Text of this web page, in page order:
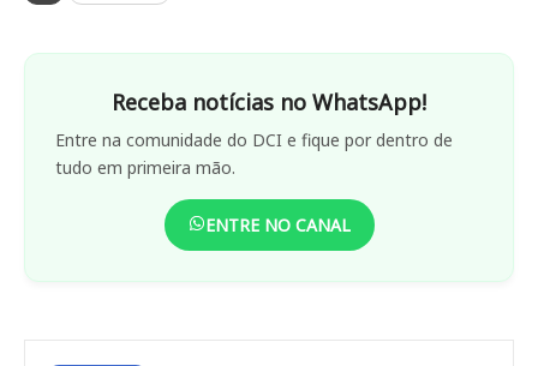
Receba notícias no WhatsApp!
Entre na comunidade do DCI e fique por dentro de
tudo em primeira mão.
ENTRE NO CANAL